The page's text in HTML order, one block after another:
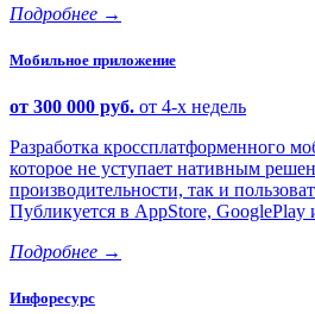
Подробнее →
Мобильное приложение
от 300 000 руб. от 4-х недель
Разработка кроссплатформенного
которое не уступает нативным
производительности, так и
Публикуется в AppStore, GooglePlay
Подробнее →
Инфоресурс